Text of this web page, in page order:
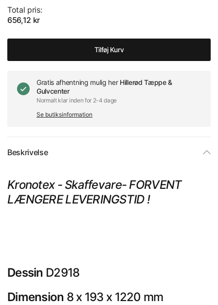
Total pris:
656,12 kr
Tilføj Kurv
Gratis afhentning mulig her Hillerød Tæppe &
Gulvcenter
Normalt klar inden for 2-4 dage
Se butiksinformation
Beskrivelse
Kronotex - Skaffevare- FORVENT
LÆNGERE LEVERINGSTID !
Dessin D2918
Dimension 8 x 193 x 1220 mm